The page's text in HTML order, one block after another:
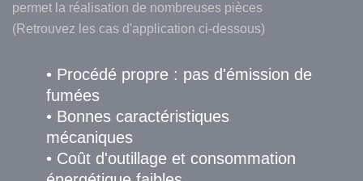
permet la réalisation de nombreuses pièces
(Retrouvez les cas d'application ci-dessous)
• Procédé propre : pas d'émission de
fumées
• Bonnes caractéristiques
mécaniques
• Coût d'outillage et consommation